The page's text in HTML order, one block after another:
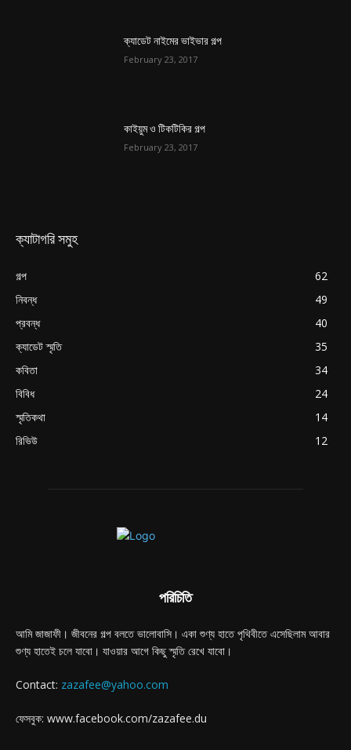
ক্যাডেট নাইমের ভাইভার গল্প
February 23, 2017
কাইয়ুম ও টিকটিকির গল্প
February 23, 2017
ক্যাটাগরি সমুহ
গল্প
62
নিবন্ধ
49
প্রবন্ধ
40
ক্যাডেট স্মৃতি
35
কবিতা
34
বিবিধ
24
স্মৃতিকথা
14
রিভিউ
12
পরিচিতি
আমি জাজাফী। জীবনের গল্প বলতে ভালোবাসি। একা শুণ্য হাতে পৃথিবীতে এসেছিলাম আবার
শুণ্য হাতেই চলে যাবো। যাওয়ার আগে কিছু স্মৃতি রেখে যাবো।
Contact: zazafee@yahoo.com
ফেসবুক: www.facebook.com/zazafee.du